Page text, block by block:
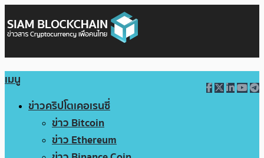
เมนู
ข่าวคริปโตเคอเรนซี่
ข่าว Bitcoin
ข่าว Ethereum